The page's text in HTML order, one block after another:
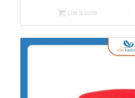
Lire la suite